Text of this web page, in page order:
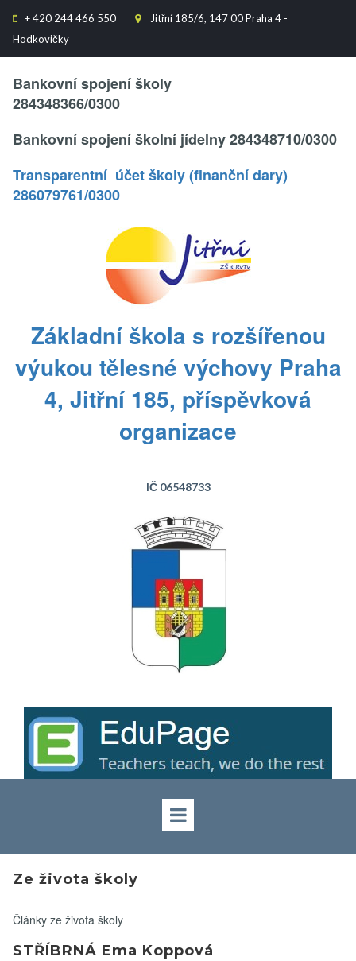
 +420 244 466 550 
Jitřní 185/6, 147 00 Praha 4 -
Hodkovičky
Bankovní spojení školy
284348366/0300
Bankovní spojení školní jídelny 284348710/0300
Transparentní účet školy (finanční dary)
286079761/0300
Základní škola s rozšířenou
výukou tělesné výchovy Praha
4, Jitřní 185, příspěvková
organizace
IČ 06548733
Ze života školy
Články ze života školy
STŘÍBRNÁ Ema Koppová